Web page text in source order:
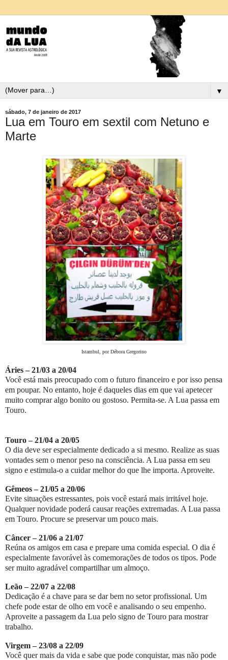
▼
sábado, 7 de janeiro de 2017
Lua em Touro em sextil com Netuno e
Marte
Istambul, por Débora Gregorino
Áries – 21/03 a 20/04
Você está mais preocupado com o futuro financeiro e por isso pensa
em poupar. No entanto, hoje é daqueles dias em que vai apetecer
muito comprar algo bonito ou gostoso. Permita-se. A Lua passa em
Touro.
Touro – 21/04 a 20/05
O dia deve ser especialmente dedicado a si mesmo. Realize as suas
vontades sem o menor peso na consciência. A Lua passa em seu
signo e estimula-o a cuidar melhor do que lhe importa. Aproveite.
Gêmeos – 21/05 a 20/06
Evite situações estressantes, pois você estará mais irritável hoje.
Qualquer novidade poderá causar reações extremadas. A Lua passa
em Touro. Procure se preservar um pouco mais.
Câncer – 21/06 a 21/07
Reúna os amigos em casa e prepare uma comida especial. O dia é
especialmente favorável às comemorações de todos os tipos. Pode
ser muito agradável compartilhar um almoço.
Leão – 22/07 a 22/08
Dedicação é a chave para se dar bem no setor profissional. Um
chefe pode estar de olho em você e analisando o seu empenho.
Aproveite a passagem da Lua pelo signo de Touro para mostrar
trabalho.
Virgem – 23/08 a 22/09
Você quer mais da vida e sabe que pode conquistar, mas não pode